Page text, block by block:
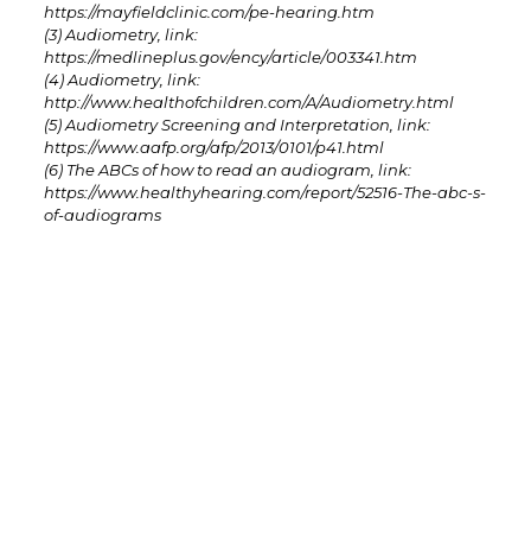
https://mayfieldclinic.com/pe-hearing.htm
(3) Audiometry, link:
https://medlineplus.gov/ency/article/003341.htm
(4) Audiometry, link:
http://www.healthofchildren.com/A/Audiometry.html
(5) Audiometry Screening and Interpretation, link:
https://www.aafp.org/afp/2013/0101/p41.html
(6) The ABCs of how to read an audiogram, link:
https://www.healthyhearing.com/report/52516-The-abc-s-
of-audiograms